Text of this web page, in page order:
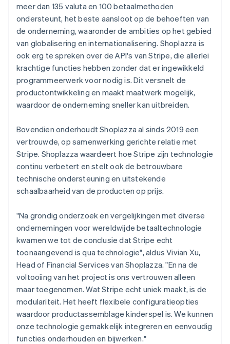
meer dan 135 valuta en 100 betaalmethoden
ondersteunt, het beste aansloot op de behoeften van
de onderneming, waaronder de ambities op het gebied
van globalisering en internationalisering. Shoplazza is
ook erg te spreken over de API's van Stripe, die allerlei
krachtige functies hebben zonder dat er ingewikkeld
programmeerwerk voor nodig is. Dit versnelt de
productontwikkeling en maakt maatwerk mogelijk,
waardoor de onderneming sneller kan uitbreiden.
Bovendien onderhoudt Shoplazza al sinds 2019 een
vertrouwde, op samenwerking gerichte relatie met
Stripe. Shoplazza waardeert hoe Stripe zijn technologie
continu verbetert en stelt ook de betrouwbare
technische ondersteuning en uitstekende
schaalbaarheid van de producten op prijs.
"Na grondig onderzoek en vergelijkingen met diverse
ondernemingen voor wereldwijde betaaltechnologie
kwamen we tot de conclusie dat Stripe echt
toonaangevend is qua technologie", aldus Vivian Xu,
Head of Financial Services van Shoplazza. "En na de
voltooiing van het project is ons vertrouwen alleen
maar toegenomen. Wat Stripe echt uniek maakt, is de
modulariteit. Het heeft flexibele configuratieopties
waardoor productassemblage kinderspel is. We kunnen
onze technologie gemakkelijk integreren en eenvoudig
functies onderhouden en bijwerken."